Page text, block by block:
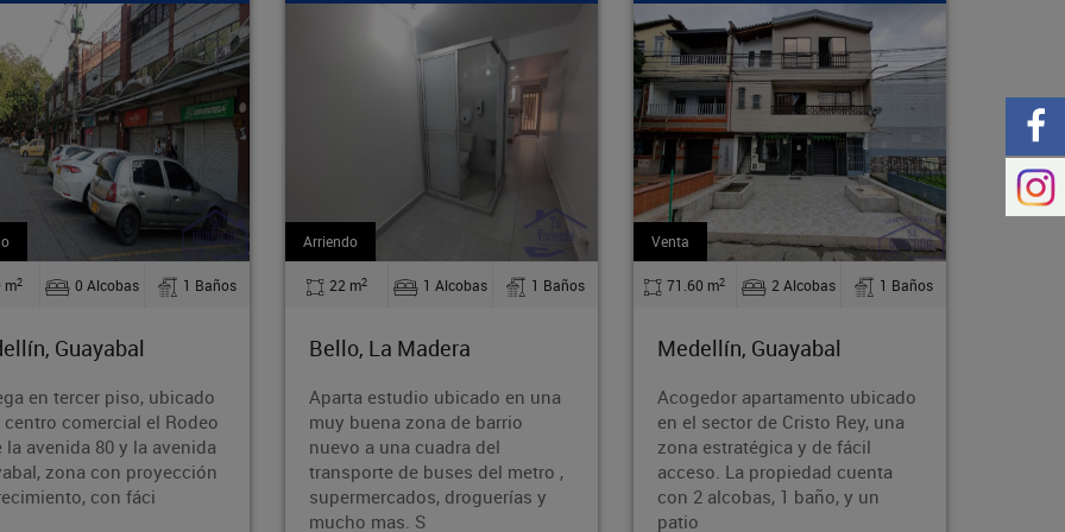
22 m 1 Alcobas 1 Baños
La Madera
estudio ubicado en una
buena zona de barrio
a una cuadra del
de buses del metro ,
droguerías y
Venta
71.60 m2 2 Alcobas 1 Baños
Medellín, Guayabal
Acogedor apartamento ubicado
en el sector de Cristo Rey, una
zona estratégica y de fácil
acceso. La propiedad cuenta
con 2 alcobas, 1 baño, y un
patio
Arriendo
110 m 4 Alcobas 2 Baños
Medellín, Guayabal
Alquila esta cómoda y
espaciosa casa en el acogedor
barrio Rodeo Norte de Medellín.
Con 110 m², 4 dormitorios,
parqueadero y acceso a
transporte públi